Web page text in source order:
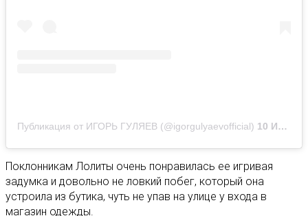
Публикация от ИГОРЬ ГУЛЯЕВ (@igorgulyaevofficial) 10 Июл 2020 в 2:21 PDT
Поклонникам Лолиты очень понравилась ее игривая
задумка и довольно не ловкий побег, который она
устроила из бутика, чуть не упав на улице у входа в
магазин одежды.